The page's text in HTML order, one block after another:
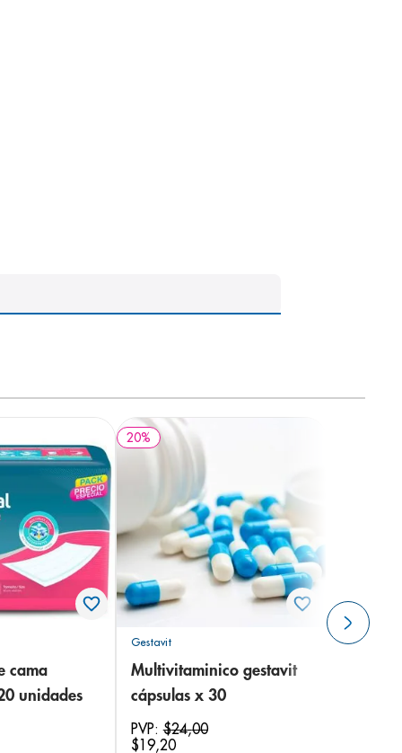
cama
unidades
20%
Gestavit
Multivitaminico gestavit
cápsulas x 30
PVP:$24,00
$19,20